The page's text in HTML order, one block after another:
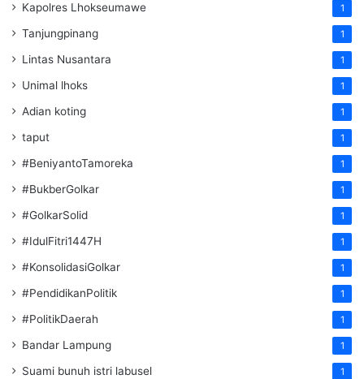
Kapolres Lhokseumawe 1
Tanjungpinang 1
Lintas Nusantara 1
Unimal lhoks 1
Adian koting 1
taput 1
#BeniyantoTamoreka 1
#BukberGolkar 1
#GolkarSolid 1
#IdulFitri1447H 1
#KonsolidasiGolkar 1
#PendidikanPolitik 1
#PolitikDaerah 1
Bandar Lampung 1
Suami bunuh istri labusel 1